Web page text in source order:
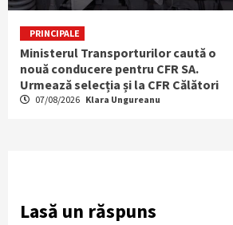
PRINCIPALE
Ministerul Transporturilor caută o
nouă conducere pentru CFR SA.
Urmează selecția și la CFR Călători
07/08/2026 Klara Ungureanu
Lasă un răspuns